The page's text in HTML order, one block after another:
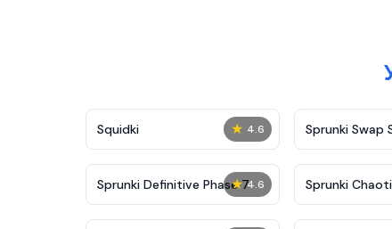
★ 4.6
Squidki Sprunki Swap
★ 4.6
Sprunki Definitive Phase 7 Sprunki